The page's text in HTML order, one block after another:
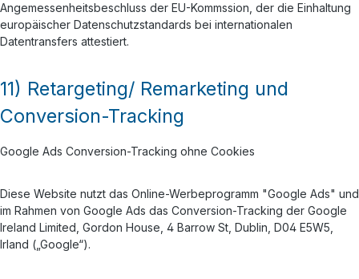
Angemessenheitsbeschluss der EU-Kommssion, der die Einhaltung
europäischer Datenschutzstandards bei internationalen
Datentransfers attestiert.
11) Retargeting/ Remarketing und
Conversion-Tracking
Google Ads Conversion-Tracking ohne Cookies
Diese Website nutzt das Online-Werbeprogramm "Google Ads" und
im Rahmen von Google Ads das Conversion-Tracking der Google
Ireland Limited, Gordon House, 4 Barrow St, Dublin, D04 E5W5,
Irland („Google“).